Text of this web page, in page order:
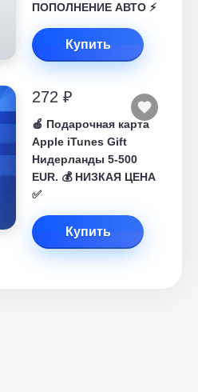
ПОПОЛНЕНИЕ АВТО ⚡
Купить
272 ₽
🍎 Подарочная карта
Apple iTunes Gift
Нидерланды 5-500
EUR. 💰 НИЗКАЯ ЦЕНА
✅
Купить